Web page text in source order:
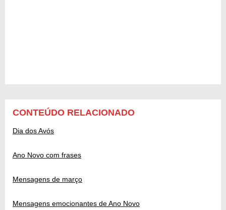
CONTEÚDO RELACIONADO
Dia dos Avós
Ano Novo com frases
Mensagens de março
Mensagens emocionantes de Ano Novo